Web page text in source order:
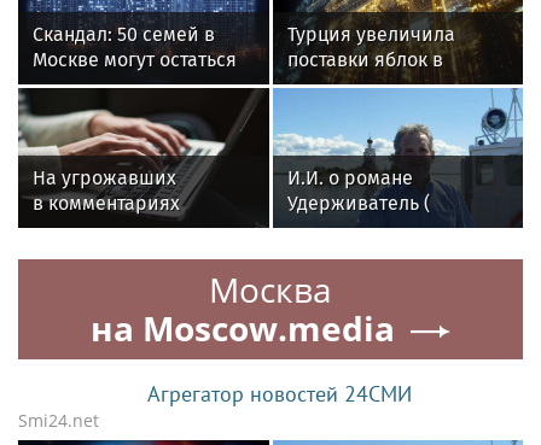
Скандал: 50 семей в
Москве могут остаться
без жилья из-за
ошибок
Турция увеличила
поставки яблок в
Россию в 3,8 раза в
На угрожавших
в комментариях
создателям фильма
«Колобок» завели
И.И. о романе
Удерживатель (
Удерживающий сейчас
) русского вологодского
писателя и поэта
Андрея Малышева (
роман опубликован в
2016 г. )
Москва
на Moscow.media
Агрегатор новостей 24СМИ
Smi24.net